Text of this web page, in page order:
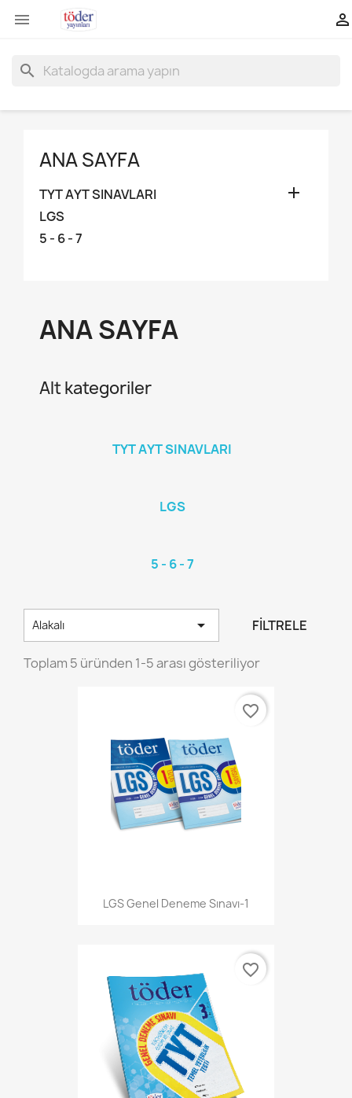
 
search
ANA SAYFA
TYT AYT SINAVLARI 
LGS
5 - 6 - 7
ANA SAYFA
Alt kategoriler
TYT AYT SINAVLARI
LGS
5 - 6 - 7
Alakalı  FILTRELE
Toplam 5 üründen 1-5 arası gösteriliyor
LGS Genel Deneme Sınavı-1
favorite_border
favorite_border